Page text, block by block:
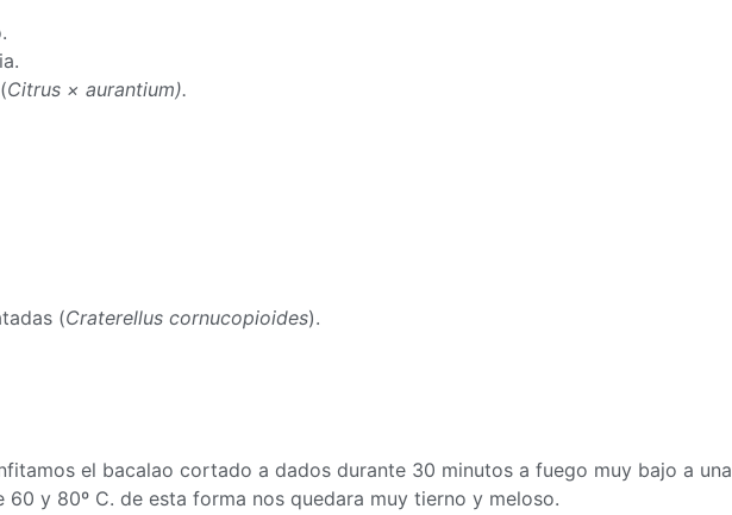
Citrus × aurantium).
(Craterellus cornucopioides).
el bacalao cortado a dados durante 30 minutos a fuego muy bajo a una
y 80º C. de esta forma nos quedara muy tierno y meloso.